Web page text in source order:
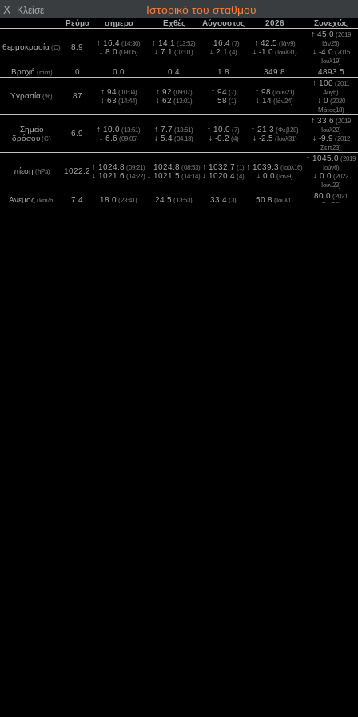
X Κλείσε Ιστορικό του σταθμού
Ρεύμα σήμερα Εχθές Αύγουστος 2026 Συνεχώς
θερμοκρασία (C) 8.9 ↑ 16.4 (14:30)
↓ 8.0 (09:05)
↑ 14.1 (13:52)
↓ 7.1 (07:01)
↑ 16.4 (7)
↓ 2.1 (4)
↑ 42.5 (Ιάν9)
↓ -1.0(Ιούλ31)
↑ 45.0 (2019
Ιάν25)
↓ -4.0(2015
Ιούλ19)
Βροχή (mm) 0 0.0 0.4 1.8 349.8 4893.5
Υγρασία (%) 87 ↑ 94(10:04)
↓ 63 (14:44)
↑ 92 (09:07)
↓ 62 (13:01)
↑ 94(7)
↓ 58 (1)
↑ 98 (Ιούν21)
↓ 14 (Ιάν24)
↑ 100 (2011
Αυγ6)
↓ 0(2020
Μάιος18)
Σημείο
δρόσου (C)
6.9 ↑ 10.0 (13:51)
↓ 6.6 (09:05)
↑ 7.7 (13:51)
↓ 5.4 (04:13)
↑ 10.0 (7)
↓ -0.2 (4)
↑ 21.3 (Φεβ28)
↓ -2.5 (Ιούλ31)
↑ 33.6 (2019
Ιούλ22)
↓ -9.9 (2012
Σεπ23)
πίεση (hPa) 1022.2 ↑ 1024.8 (09:21)
↓ 1021.6 (14:22)
↑ 1024.8 (08:53)
↓ 1021.5 (14:14)
↑ 1032.7 (1)
↓ 1020.4 (4)
↑ 1039.3 (Ιούλ16)
↓ 0.0(Ιάν9)
↑ 1045.0 (2019
Ιούν6)
↓ 0.0 (2022
Ιούν23)
Ανεμος (km/h) 7.4 18.0 (23:41) 24.5 (13:53) 33.4 (3) 50.8 (Ιούλ1) 80.0 (2021
Οκτ29)